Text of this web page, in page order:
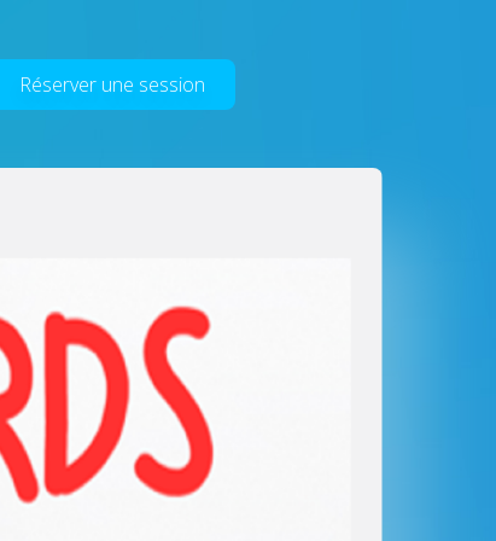
Réserver une session